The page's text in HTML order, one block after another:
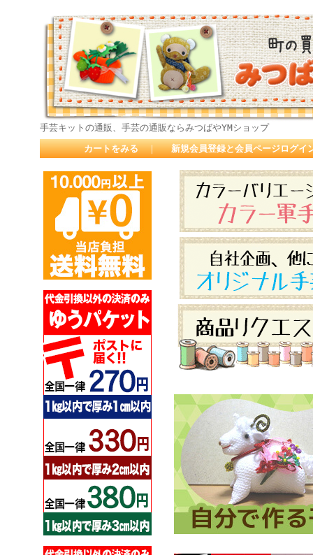
手芸キットの通販、手芸の通販ならみつばやYMショップ
カートをみる ｜ 新規会員登録と会員ページログイ